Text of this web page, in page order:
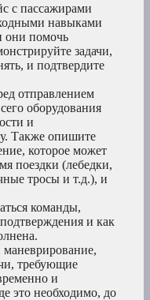
с пассажирами
навыками
они помочь
задачи,
и подтвердите
отправлением
оборудования
и
Также опишите
которое может
поездки (лебедки,
тросы и т.д.), и
команды,
и как
требующие
и
это необходимо, до